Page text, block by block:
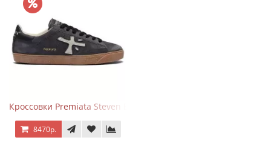
Кроссовки Premiata Steven Black Graphite
8470р.